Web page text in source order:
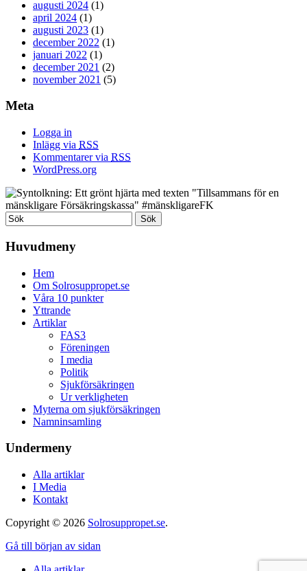
augusti 2024 (1)
april 2024 (1)
augusti 2023 (1)
december 2022 (1)
januari 2022 (1)
december 2021 (2)
november 2021 (5)
Meta
Logga in
Inlägg via RSS
Kommentarer via RSS
WordPress.org
Huvudmeny
Hem
Om Solrosuppropet.se
Våra 10 punkter
Yttrande
Artiklar
FAS3
Föreningen
I media
Politik
Sjukförsäkringen
Ur verkligheten
Myterna om sjukförsäkringen
Namninsamling
Undermeny
Alla artiklar
I Media
Kontakt
Copyright © 2026 Solrosuppropet.se.
Gå till början av sidan